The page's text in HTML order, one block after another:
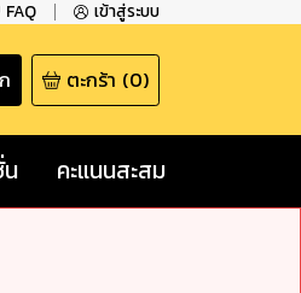
FAQ เข้าสู่ระบบ
ตะกร้า (0)
น คะแนนสะสม